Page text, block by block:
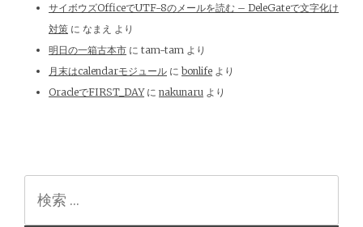
サイボウズOfficeでUTF-8のメールを読む – DeleGateで文字化け
対策 に なまえ より
明日の一箱古本市 に tam-tam より
月末はcalendarモジュール に bonlife より
OracleでFIRST_DAYに nakunaru より